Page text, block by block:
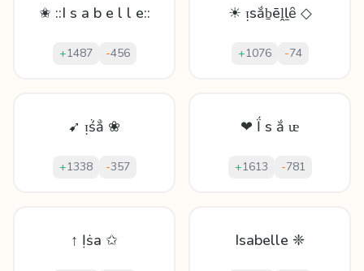
✬ ::I s a b e l l e::
+1487 -456
☀ ᴉsắḇēḽḻȇ ◇
+1076 -74
➹ ᴉṥẳ ❀
+1338 -357
❤ Ḯ ѕ ắ ᵫ
+1613 -781
↑ Ịṡa ✩ Isabelle ❈